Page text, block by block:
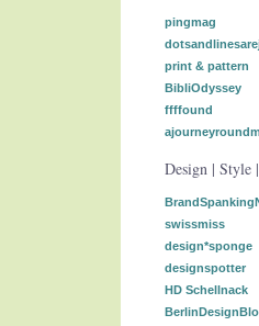
pingmag
print & pattern
BibliOdyssey
ffffound
Design | Style
swissmiss
design*sponge
designspotter
HD Schellnack